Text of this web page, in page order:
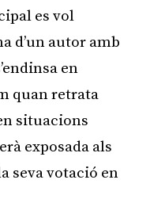
es vol
d’un autor amb
en
quan retrata
situacions
exposada als
seva votació en